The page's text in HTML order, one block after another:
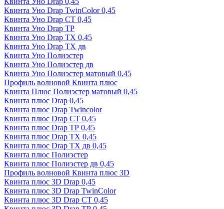
Квинта Уно Drap TwinColor 0,45
Квинта Уно Drap СТ 0,45
Квинта Уно Drap ТР
Квинта Уно Drap ТХ 0,45
Квинта Уно Drap ТХ дв
Квинта Уно Полиэстер
Квинта Уно Полиэстер дв
Квинта Уно Полиэстер матовый 0,45
Профиль волновой Квинта плюс
Квинта Плюс Полиэстер матовый 0,45
Квинта плюс Drap 0,45
Квинта плюс Drap Twincolor
Квинта плюс Drap СТ 0,45
Квинта плюс Drap ТР 0,45
Квинта плюс Drap ТХ 0,45
Квинта плюс Drap ТХ дв 0,45
Квинта плюс Полиэстер
Квинта плюс Полиэстер дв 0,45
Профиль волновой Квинта плюс 3D
Квинта плюс 3D Drap 0,45
Квинта плюс 3D Drap TwinColor
Квинта плюс 3D Drap СТ 0,45